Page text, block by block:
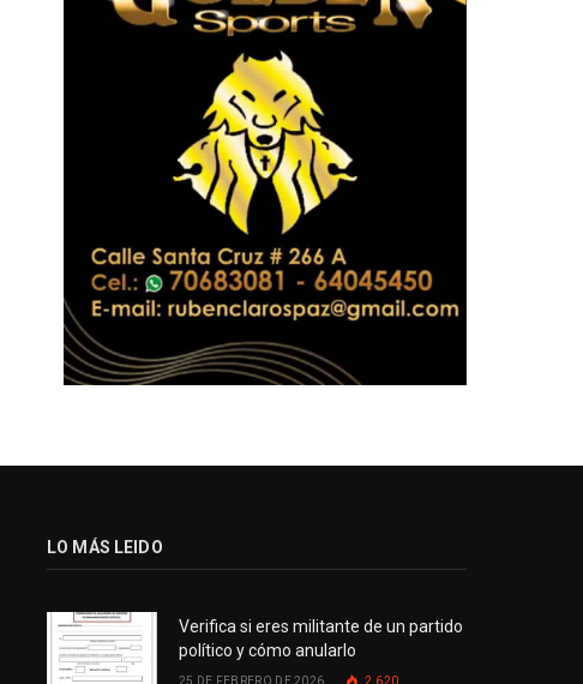
LO MÁS LEIDO
Verifica si eres militante de un partido
político y cómo anularlo
25 DE FEBRERO DE 2026 2.620